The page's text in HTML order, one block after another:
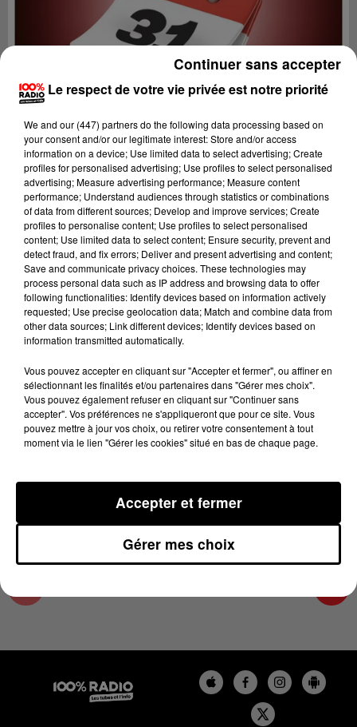
Lecture (1 min 14 sec)
100%
100% Radio l'agenda du Comminges
14 novembre 2024 - 1 min 14 sec
L'AGENDA DU COMMINGES DU 14/11/2024 À
06H45
L'AGENDA DU COMMINGES
Le respect de votre vie privée est notre priorité
We and our (447) partnersdo the following data processing based on
your consent and/or our legitimate interest: Store and/or access
information on a device; Use limited data to select advertising; Create
profiles for personalised advertising; Use profiles to select personalised
advertising; Measure advertising performance; Measure content
performance; Understand audiences through statistics or combinations
of data from different sources; Develop and improve services; Create
profiles to personalise content; Use profiles to select personalised
content; Use limited data to select content; Ensure security, prevent and
detect fraud, and fix errors; Deliver and present advertising and content;
Save and communicate privacy choices. These technologies may
process personal data such as IP address and browsing data to offer
following functionalities: Identify devices based on information actively
requested; Use precise geolocation data; Match and combine data from
other data sources; Link different devices; Identify devices based on
information transmitted automatically.
Vous pouvez accepter en cliquant sur "Accepter et fermer", ou affiner en
sélectionnant les finalités et/ou partenaires dans "Gérer mes choix".
Vous pouvez également refuser en cliquant sur "Continuer sans
accepter". Vos préférences ne s'appliqueront que pour ce site. Vous
pouvez mettre à jour vos choix, ou retirer votre consentement à tout
moment via le lien "Gérer les cookies" situé en bas de chaque page.
Gérer mes choix
Accepter et fermer
Continuer sans accepter